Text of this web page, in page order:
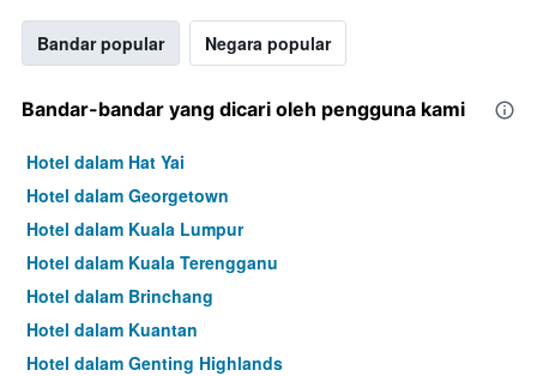
Bandar popular Negara popular
Bandar-bandar yang dicari oleh pengguna kami
Hotel dalam Hat Yai
Hotel dalam Georgetown
Hotel dalam Kuala Lumpur
Hotel dalam Kuala Terengganu
Hotel dalam Brinchang
Hotel dalam Kuantan
Hotel dalam Genting Highlands